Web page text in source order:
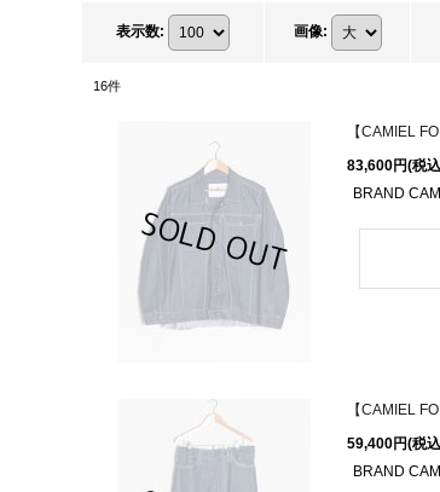
表示数: 画像:
16件
【CAMIEL
83,600円(税
BRAND
【CAMIEL
59,400円(税
BRAND